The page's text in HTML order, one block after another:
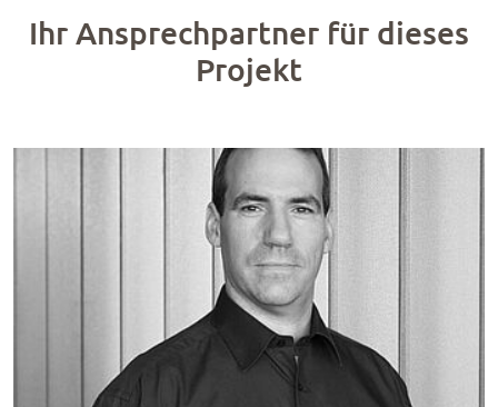
Ihr Ansprechpartner für dieses
Projekt